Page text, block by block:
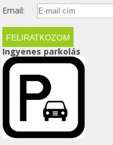
Email:
Ingyenes parkolás